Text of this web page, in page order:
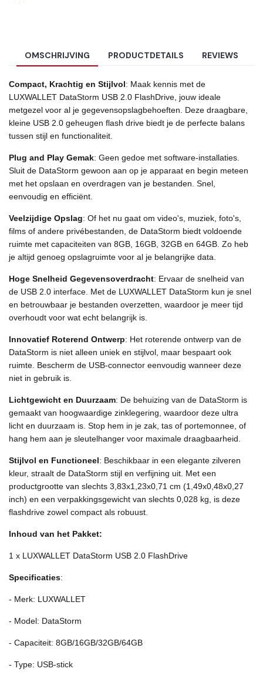
OMSCHRIJVING PRODUCTDETAILS REVIEWS
Compact, Krachtig en Stijlvol: Maak kennis met de
LUXWALLET DataStorm USB 2.0 FlashDrive, jouw ideale
metgezel voor al je gegevensopslagbehoeften. Deze draagbare,
kleine USB 2.0 geheugen flash drive biedt je de perfecte balans
tussen stijl en functionaliteit.
Plug and Play Gemak: Geen gedoe met software-installaties.
Sluit de DataStorm gewoon aan op je apparaat en begin meteen
met het opslaan en overdragen van je bestanden. Snel,
eenvoudig en efficiënt.
Veelzijdige Opslag: Of het nu gaat om video's, muziek, foto's,
films of andere privébestanden, de DataStorm biedt voldoende
ruimte met capaciteiten van 8GB, 16GB, 32GB en 64GB. Zo heb
je altijd genoeg opslagruimte voor al je belangrijke data.
Hoge Snelheid Gegevensoverdracht: Ervaar de snelheid van
de USB 2.0 interface. Met de LUXWALLET DataStorm kun je snel
en betrouwbaar je bestanden overzetten, waardoor je meer tijd
overhoudt voor wat echt belangrijk is.
Innovatief Roterend Ontwerp: Het roterende ontwerp van de
DataStorm is niet alleen uniek en stijlvol, maar bespaart ook
ruimte. Bescherm de USB-connector eenvoudig wanneer deze
niet in gebruik is.
Lichtgewicht en Duurzaam: De behuizing van de DataStorm is
gemaakt van hoogwaardige zinklegering, waardoor deze ultra
licht en duurzaam is. Stop hem in je zak, tas of portemonnee, of
hang hem aan je sleutelhanger voor maximale draagbaarheid.
Stijlvol en Functioneel: Beschikbaar in een elegante zilveren
kleur, straalt de DataStorm stijl en verfijning uit. Met een
productgrootte van slechts 3,83x1,23x0,71 cm (1,49x0,48x0,27
inch) en een verpakkingsgewicht van slechts 0,028 kg, is deze
flashdrive zowel compact als robuust.
Inhoud van het Pakket:
1 x LUXWALLET DataStorm USB 2.0 FlashDrive
Specificaties:
- Merk: LUXWALLET
- Model: DataStorm
- Capaciteit: 8GB/16GB/32GB/64GB
- Type: USB-stick